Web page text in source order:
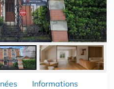
Informations